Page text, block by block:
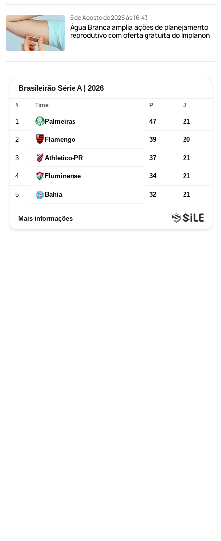
5 de Agosto de 2026 às 16:43
Água Branca amplia ações de planejamento
reprodutivo com oferta gratuita do Implanon